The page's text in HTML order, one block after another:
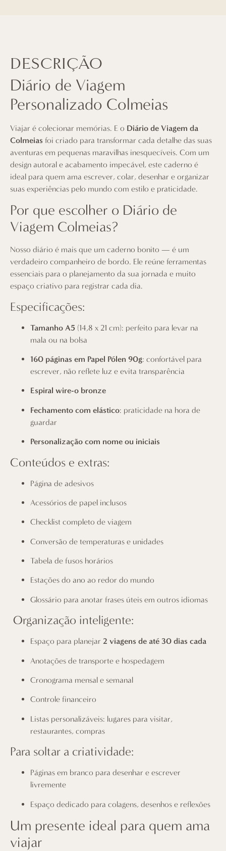
DESCRIÇÃO
Diário de Viagem
Personalizado Colmeias
Viajar é colecionar memórias. E o Diário de Viagem da
Colmeias foi criado para transformar cada detalhe das suas
aventuras em pequenas maravilhas inesquecíveis. Com um
design autoral e acabamento impecável, este caderno é
ideal para quem ama escrever, colar, desenhar e organizar
suas experiências pelo mundo com estilo e praticidade.
Por que escolher o Diário de
Viagem Colmeias?
Nosso diário é mais que um caderno bonito — é um
verdadeiro companheiro de bordo. Ele reúne ferramentas
essenciais para o planejamento da sua jornada e muito
espaço criativo para registrar cada dia.
Especificações:
Tamanho A5 (14,8 x 21 cm): perfeito para levar na
mala ou na bolsa
160 páginas em Papel Pólen 90g: confortável para
escrever, não reflete luz e evita transparência
Espiral wire-o bronze
Fechamento com elástico: praticidade na hora de
guardar
Personalização com nome ou iniciais
Conteúdos e extras:
Página de adesivos
Acessórios de papel inclusos
Checklist completo de viagem
Conversão de temperaturas e unidades
Tabela de fusos horários
Estações do ano ao redor do mundo
Glossário para anotar frases úteis em outros idiomas
Organização inteligente:
Espaço para planejar 2 viagens de até 30 dias cada
Anotações de transporte e hospedagem
Cronograma mensal e semanal
Controle financeiro
Listas personalizáveis: lugares para visitar,
restaurantes, compras
Para soltar a criatividade:
Páginas em branco para desenhar e escrever
livremente
Espaço dedicado para colagens, desenhos e reflexões
Um presente ideal para quem ama
viajar